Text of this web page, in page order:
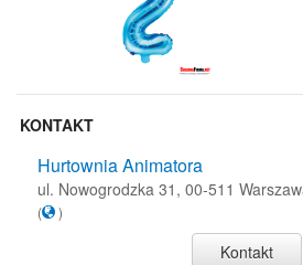
KONTAKT
Hurtownia Animatora
ul. Nowogrodzka 31, 00-511
( )
Kontakt